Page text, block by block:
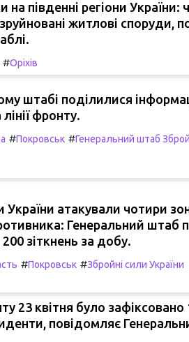
на південні регіони України:
житлові споруди,
#Оріхів
штабі поділилися
лінії фронту.
#Покровськ #Генеральний штаб
України атакували чотири
Генеральний штаб
зіткнень за добу.
#Покровськ #Збройні сили України
23 квітня було зафіксовано
повідомляє